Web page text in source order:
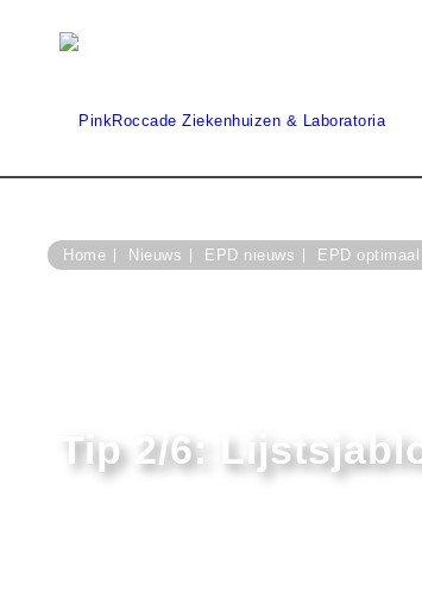
Home Nieuws EPD nieuws EPD
Tip 2/6: